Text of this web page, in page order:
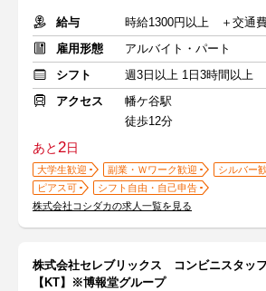
給与
時給1300円以上 ＋交通
雇用形態
アルバイト・パート
シフト
週3日以上 1日3時間以上
アクセス
幡ケ谷駅
徒歩12分
あと2日
大学生歓迎 副業・Ｗワーク歓迎
シルバー
ピアス可
シフト自由・自己申告
株式会社コシダカの求人一覧を見る
株式会社セレブリックス コンビニスタッ
【KT】※博報堂グループ